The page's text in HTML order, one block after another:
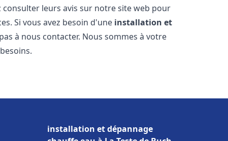
leurs avis sur notre site web pour
Si vous avez besoin d'une installation et
à nous contacter. Nous sommes à votre
installation et dépannage